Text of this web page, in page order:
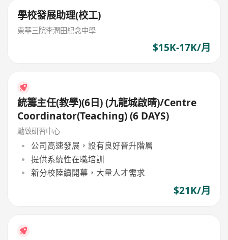
學校發展助理(校工)
東華三院李潤田紀念中學
$15K-17K/月
統籌主任(教學)(6日) (九龍城啟晴)/Centre
Coordinator(Teaching) (6 DAYS)
勵致研習中心
公司高速發展，設有良好晉升階層
提供系統性在職培訓
新分校陸續開幕，大量人才需求
$21K/月